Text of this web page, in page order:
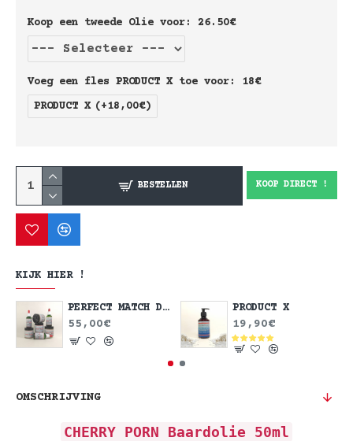
Koop een tweede Olie voor: 26.50€
Voeg een fles PRODUCT X toe voor: 18€
PRODUCT X (+18,00€)
BESTELLEN KOOP DIRECT !
KIJK HIER !
PERFECT MATCH DEAL
55,00€
PRODUCT X
19,90€
OMSCHRIJVING
CHERRY PORN Baardolie 50ml